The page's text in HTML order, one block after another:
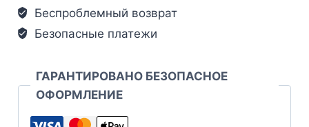
Беспроблемный возврат
Безопасные платежи
ГАРАНТИРОВАНО БЕЗОПАСНОЕ
ОФОРМЛЕНИЕ